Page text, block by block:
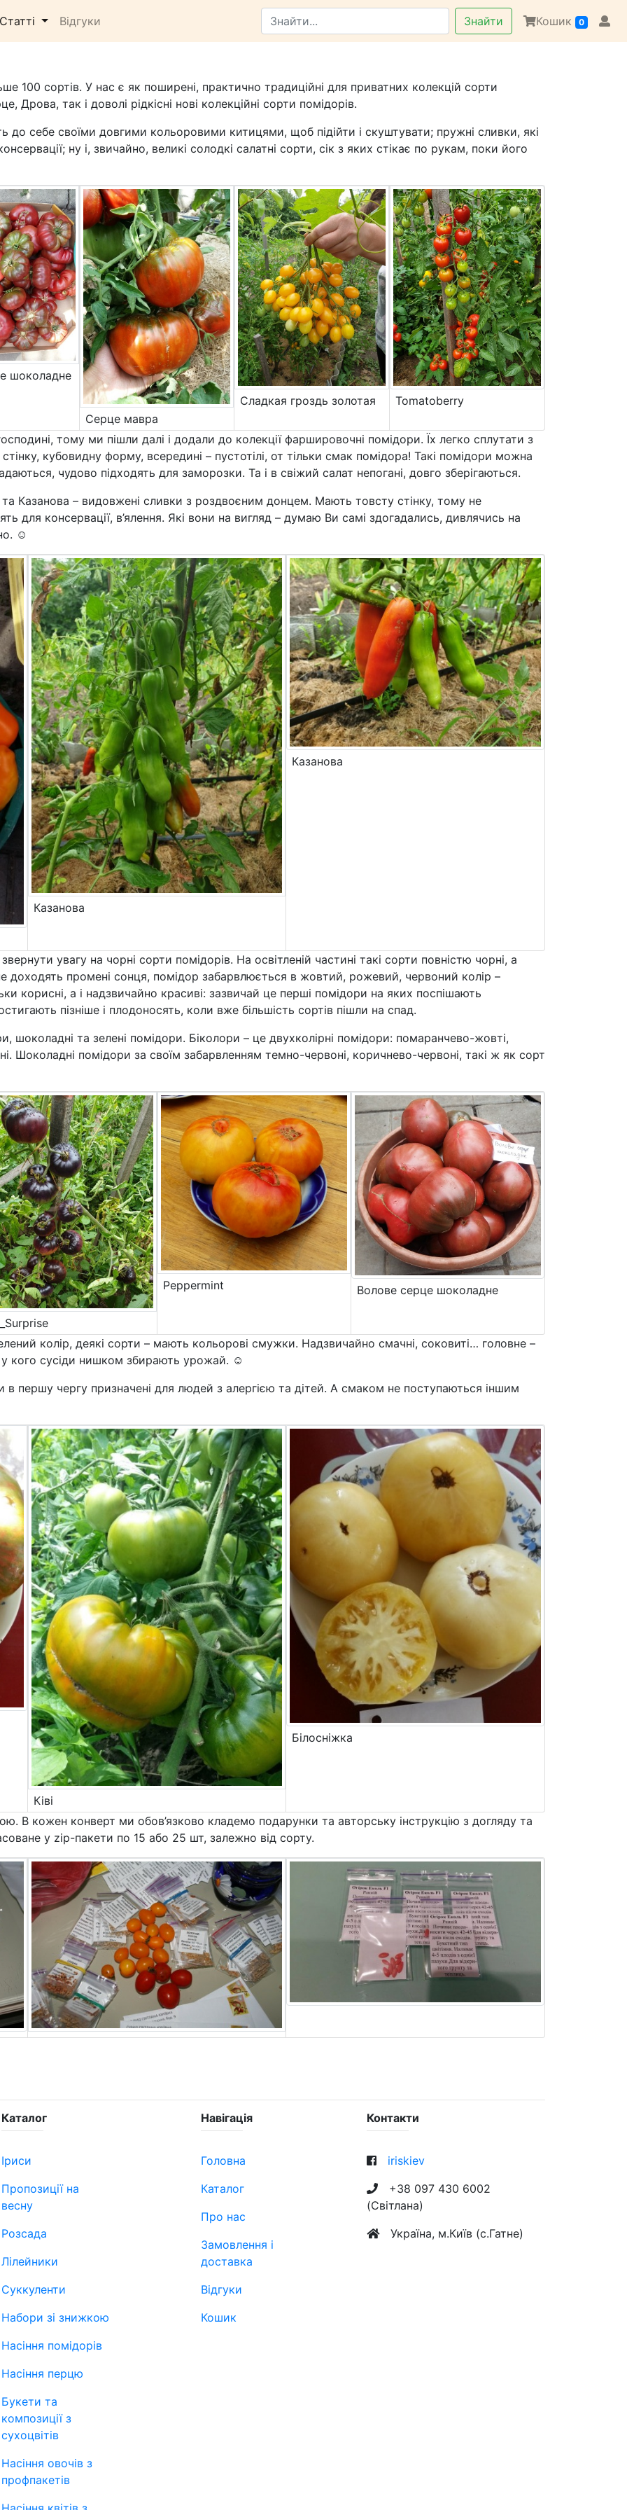
Статті Відгуки Знайти Кошик 0
100 сортів. У нас є як поширені, практично традиційні для приватних колекцій сорти
Дрова, так і доволі рідкісні нові колекційні сорти помідорів.
до себе своїми довгими кольоровими китицями, щоб підійти і скуштувати; пружні сливки, які
ну і, звичайно, великі солодкі салатні сорти, сік з яких стікає по рукам, поки його
шоколадне
Серце мавра
Сладкая гроздь золотая Tomatoberry
тому ми пішли далі і додали до колекції фаршировочні помідори. Їх легко сплутати з
кубовидну форму, всередині – пустотілі, от тільки смак помідора! Такі помідори можна
чудово підходять для заморозки. Та і в свіжий салат непогані, довго зберігаються.
Казанова – видовжені сливки з роздвоєним донцем. Мають товсту стінку, тому не
для консервації, в’ялення. Які вони на вигляд – думаю Ви самі здогадались, дивлячись на
☺
Казанова
Казанова
увагу на чорні сорти помідорів. На освітленій частині такі сорти повністю чорні, а
доходять промені сонця, помідор забарвлюється в жовтий, рожевий, червоний колір –
корисні, а і надзвичайно красиві: зазвичай це перші помідори на яких поспішають
пізніше і плодоносять, коли вже більшість сортів пішли на спад.
шоколадні та зелені помідори. Біколори – це двухколірні помідори: помаранчево-жовті,
Шоколадні помідори за своїм забарвленням темно-червоні, коричнево-червоні, такі ж як сорт
Peppermint Волове серце шоколадне
колір, деякі сорти – мають кольорові смужки. Надзвичайно смачні, соковиті… головне –
у кого сусіди нишком збирають урожай. ☺
в першу чергу призначені для людей з алергією та дітей. А смаком не поступаються іншим
Ківі
Білосніжка
В кожен конверт ми обов’язково кладемо подарунки та авторську інструкцію з догляду та
у zip-пакети по 15 або 25 шт, залежно від сорту.
Каталог
Іриси
Пропозиції на
весну
Розсада
Лілейники
Суккуленти
Набори зі знижкою
Насіння помідорів
Насіння перцю
Букети та
композиції з
сухоцвітів
Насіння овочів з
профпакетів
Навігація
Головна
Каталог
Про нас
Замовлення і
доставка
Відгуки
Кошик
Контакти
iriskiev
+38 097 430 6002
(Світлана)
Україна, м.Київ (с.Гатне)